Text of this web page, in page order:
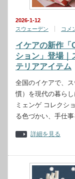
2026-1-12
スウェーデン
コメ
イケアの新作「
ション」登場｜
テリアアイテム
全国のイケアで、
慣）を現代の暮ら
ミェンゲ コレクシ
る色づかい、手仕
詳細を見る